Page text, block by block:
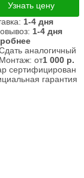
Узнать цену
1-4 дня
1-4 дня
аналогичный
Монтаж: от1 000 р.
сертифицирован
гарантия